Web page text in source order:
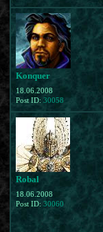
Konquer
18.06.2008
Post ID: 30058
Robal
18.06.2008
Post ID: 30060